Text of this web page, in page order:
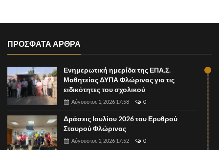
ΠΡΟΣΦΑΤΑ ΑΡΘΡΑ
Ενημερωτική ημερίδα της ΕΠΑ.Σ.
Μαθητείας ΔΥΠΑ Φλώρινας για τις
ειδικότητες του σχολικού
Αύγουστος 1, 2026 17:58 0
Δράσεις Ιουλίου 2026 του Ερυθρού
Σταυρού Φλώρινας
Αύγουστος 1, 2026 17:52 0